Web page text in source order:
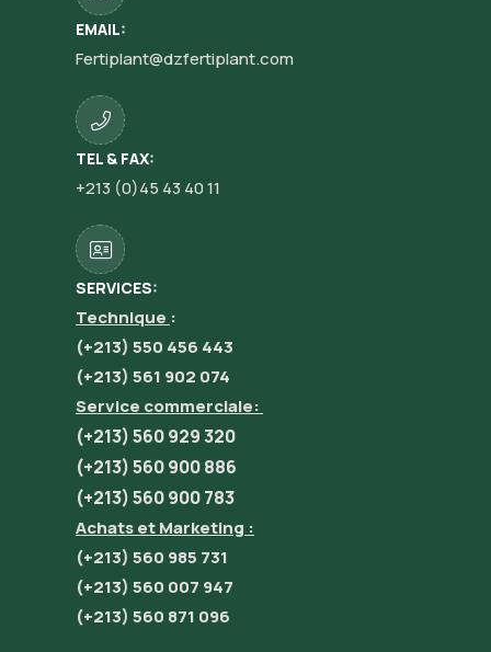
EMAIL:
Fertiplant@dzfertiplant.com
TEL & FAX:
+213 (0)45 43 40 11
SERVICES:
Technique :
(+213) 550 456 443
(+213) 561 902 074
Service commerciale:
(+213) 560 929 320
(+213) 560 900 886
(+213) 560 900 783
Achats et Marketing :
(+213) 560 985 731
(+213) 560 007 947
(+213) 560 871 096